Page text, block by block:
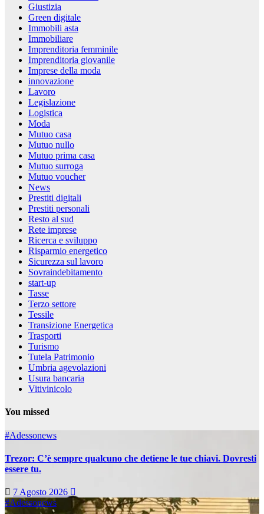
Giustizia
Green digitale
Immobili asta
Immobiliare
Imprenditoria femminile
Imprenditoria giovanile
Imprese della moda
innovazione
Lavoro
Legislazione
Logistica
Moda
Mutuo casa
Mutuo nullo
Mutuo prima casa
Mutuo surroga
Mutuo voucher
News
Prestiti digitali
Prestiti personali
Resto al sud
Rete imprese
Ricerca e sviluppo
Risparmio energetico
Sicurezza sul lavoro
Sovraindebitamento
start-up
Tasse
Terzo settore
Tessile
Transizione Energetica
Trasporti
Turismo
Tutela Patrimonio
Umbria agevolazioni
Usura bancaria
Vitivinicolo
You missed
#Adessonews
Trezor: C’è sempre qualcuno che detiene le tue chiavi. Dovresti
essere tu.
7 Agosto 2026
#Adessonews